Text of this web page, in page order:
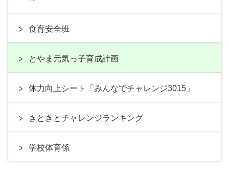
食育安全班
とやま元気っ子育成計画
体力向上シート「みんなでチャレンジ3015」
きときとチャレンジランキング
学校体育係